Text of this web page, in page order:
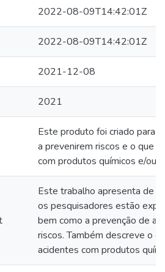
2022-08-09T14:42:01Z
2022-08-09T14:42:01Z
2021-12-08
2021
Este produto foi criado para
a prevenirem riscos e o que
com produtos químicos e/ou
Este trabalho apresenta de
os pesquisadores estão
bem como a prevenção de
riscos. Também descreve o
acidentes com produtos